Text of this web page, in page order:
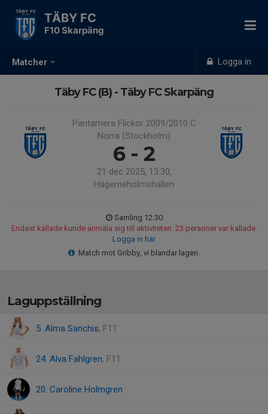
Matcher Logga in
TÄBY FC
F10 Skarpäng
Täby FC (B) - Täby FC Skarpäng
Pantamera Flickor 2009/2010 C
Norra (Stockholm)
6 - 2
21 dec 2025, 13:30,
Hägerneholmshallen
Samling 12:30
Endast kallade kunde anmäla sig till aktiviteten. 23 personer var kallade.
Logga in här
Match mot Gribby, vi blandar lagen.
Laguppställning
5. Alma Sanchis, F11
24. Alva Fahlgren, F11
20. Caroline Holmgren